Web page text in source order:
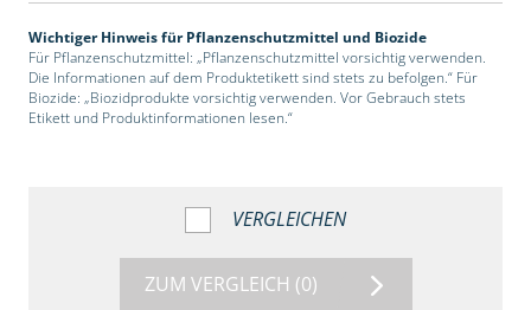
Wichtiger Hinweis für Pflanzenschutzmittel und Biozide
Für Pflanzenschutzmittel: „Pflanzenschutzmittel vorsichtig verwenden.
Die Informationen auf dem Produktetikett sind stets zu befolgen.“ Für
Biozide: „Biozidprodukte vorsichtig verwenden. Vor Gebrauch stets
Etikett und Produktinformationen lesen.“
VERGLEICHEN
ZUM VERGLEICH (0)